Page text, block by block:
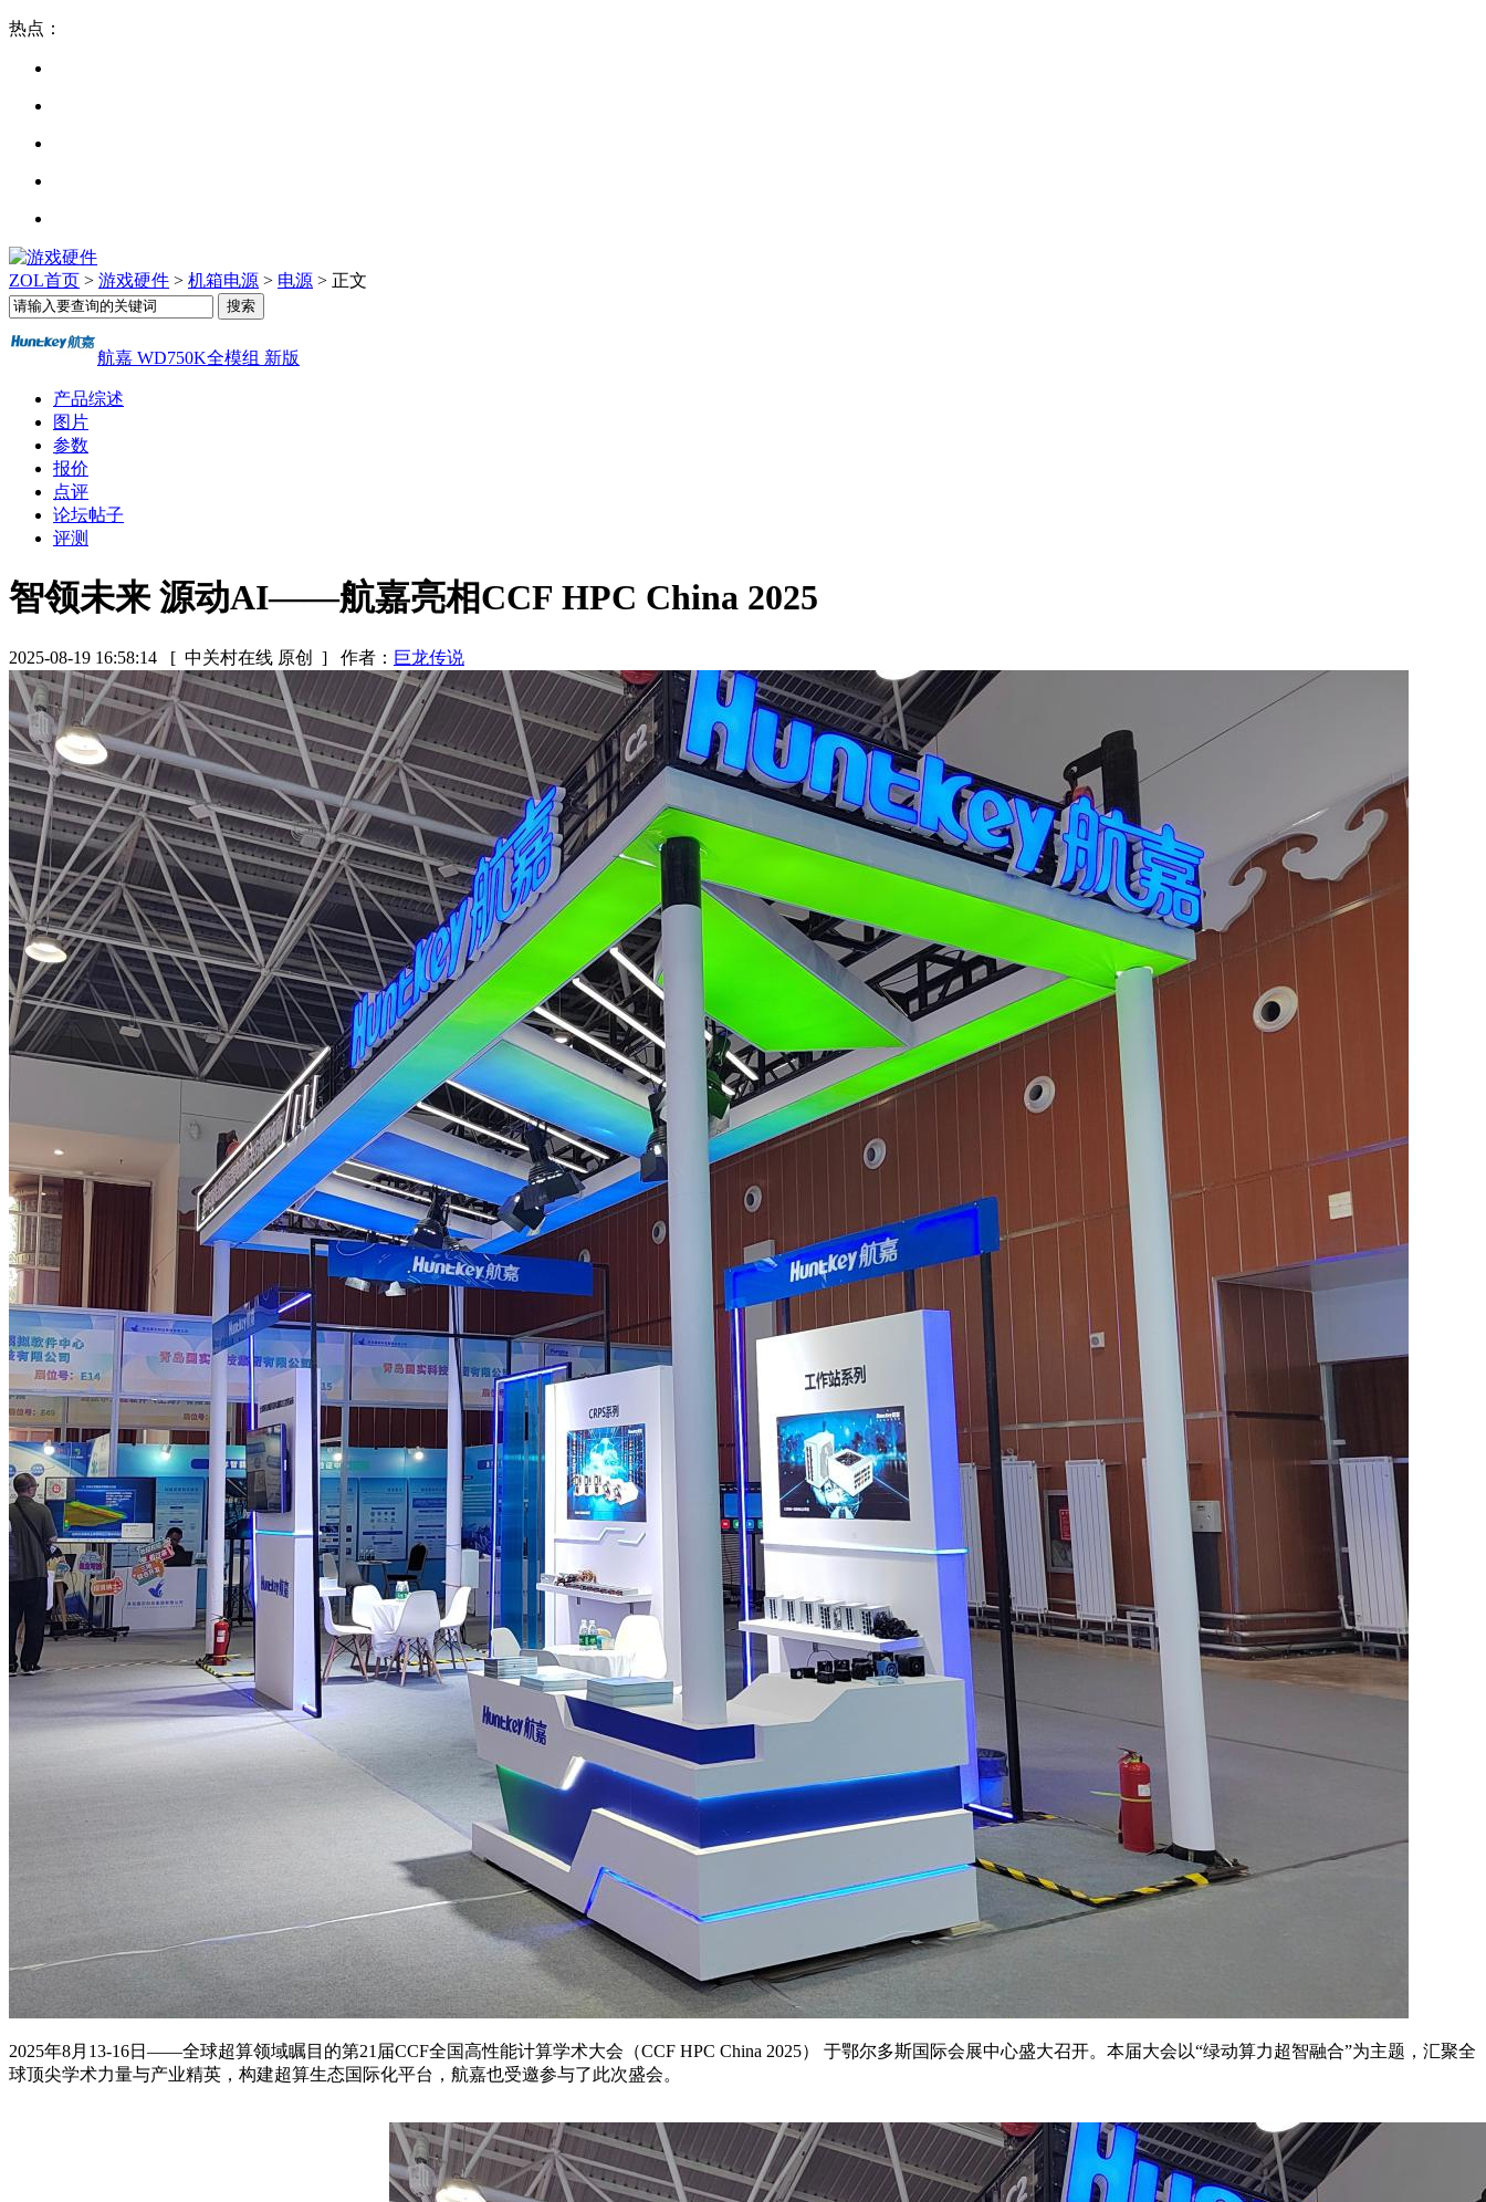
热点：
ZOL首页 > 游戏硬件 > 机箱电源 > 电源 > 正文
航嘉 WD750K全模组 新版
产品综述
图片
参数
报价
点评
论坛帖子
评测
智领未来 源动AI——航嘉亮相CCF HPC China 2025
2025-08-19 16:58:14 [ 中关村在线 原创 ] 作者： 巨龙传说
2025年8月13-16日——全球超算领域瞩目的第21届CCF全国高性能计算学术大会（CCF HPC China 2025） 于鄂尔多斯国际会展中心盛大召开。本届大会以“绿动算力超智融合”为主题，汇聚全
球顶尖学术力量与产业精英，构建超算生态国际化平台，航嘉也受邀参与了此次盛会。